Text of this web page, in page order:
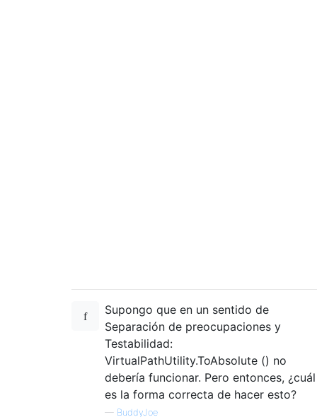
Supongo que en un sentido de
Separación de preocupaciones y
Testabilidad:
VirtualPathUtility.ToAbsolute () no
debería funcionar. Pero entonces, ¿cuál
es la forma correcta de hacer esto?
— BuddyJoe